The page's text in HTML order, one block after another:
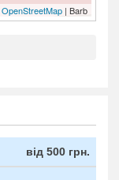
OpenStreetMap | Barb
від 500 грн.